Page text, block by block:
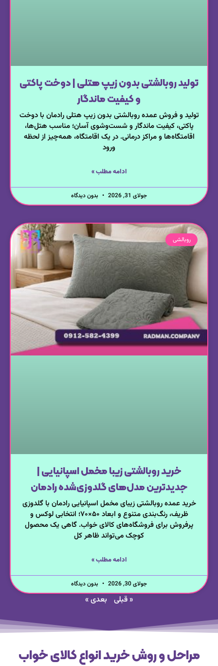
تولید روبالشتی بدون زیپ هتلی | دوخت پاکتی
و کیفیت ماندگار
تولید و فروش عمده روبالشتی بدون زیپ هتلی رادمان با دوخت
پاکتی، کیفیت ماندگار و شست‌وشوی آسان؛ مناسب هتل‌ها،
اقامتگاه‌ها و مراکز درمانی. در یک اقامتگاه، همه‌چیز از لحظه
ورود
ادامه مطلب »
جولای 31, 2026 بدون دیدگاه
روبالشی
خرید روبالشتی زیبا مخمل اسپانیایی |
جدیدترین مدل‌های گلدوزی‌شده رادمان
خرید عمده روبالشتی زیبای مخمل اسپانیایی رادمان با گلدوزی
ظریف، رنگ‌بندی متنوع و ابعاد ۵۰×۷۰؛ انتخابی لوکس و
پرفروش برای فروشگاه‌های کالای خواب. گاهی یک محصول
کوچک می‌تواند ظاهر کل
ادامه مطلب »
جولای 30, 2026 بدون دیدگاه
« قبلی بعدی »
مراحل و روش خرید انواع کالای خواب